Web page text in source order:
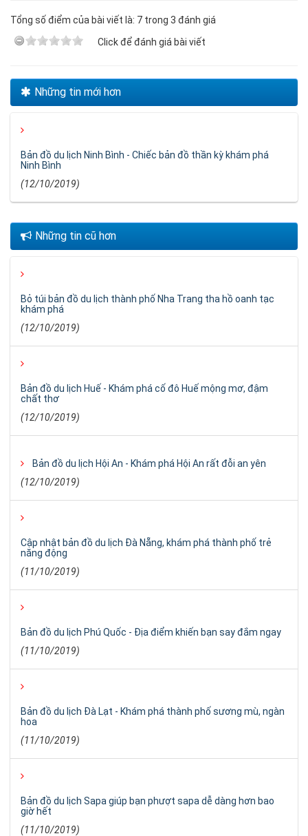
Tổng số điểm của bài viết là: 7 trong 3 đánh giá
Click để đánh giá bài viết
Những tin mới hơn
Bản đồ du lịch Ninh Bình - Chiếc bản đồ thần kỳ khám phá
Ninh Bình
(12/10/2019)
Những tin cũ hơn
Bỏ túi bản đồ du lịch thành phố Nha Trang tha hồ oanh tạc
khám phá
(12/10/2019)
Bản đồ du lịch Huế - Khám phá cố đô Huế mộng mơ, đậm
chất thơ
(12/10/2019)
Bản đồ du lịch Hội An - Khám phá Hội An rất đỗi an yên
(12/10/2019)
Cập nhật bản đồ du lịch Đà Nẵng, khám phá thành phố trẻ
năng động
(11/10/2019)
Bản đồ du lịch Phú Quốc - Địa điểm khiến bạn say đắm ngay
(11/10/2019)
Bản đồ du lịch Đà Lạt - Khám phá thành phố sương mù, ngàn
hoa
(11/10/2019)
Bản đồ du lịch Sapa giúp bạn phượt sapa dễ dàng hơn bao
giờ hết
(11/10/2019)